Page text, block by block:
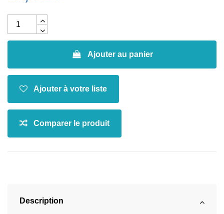
Ajouter au panier
Description